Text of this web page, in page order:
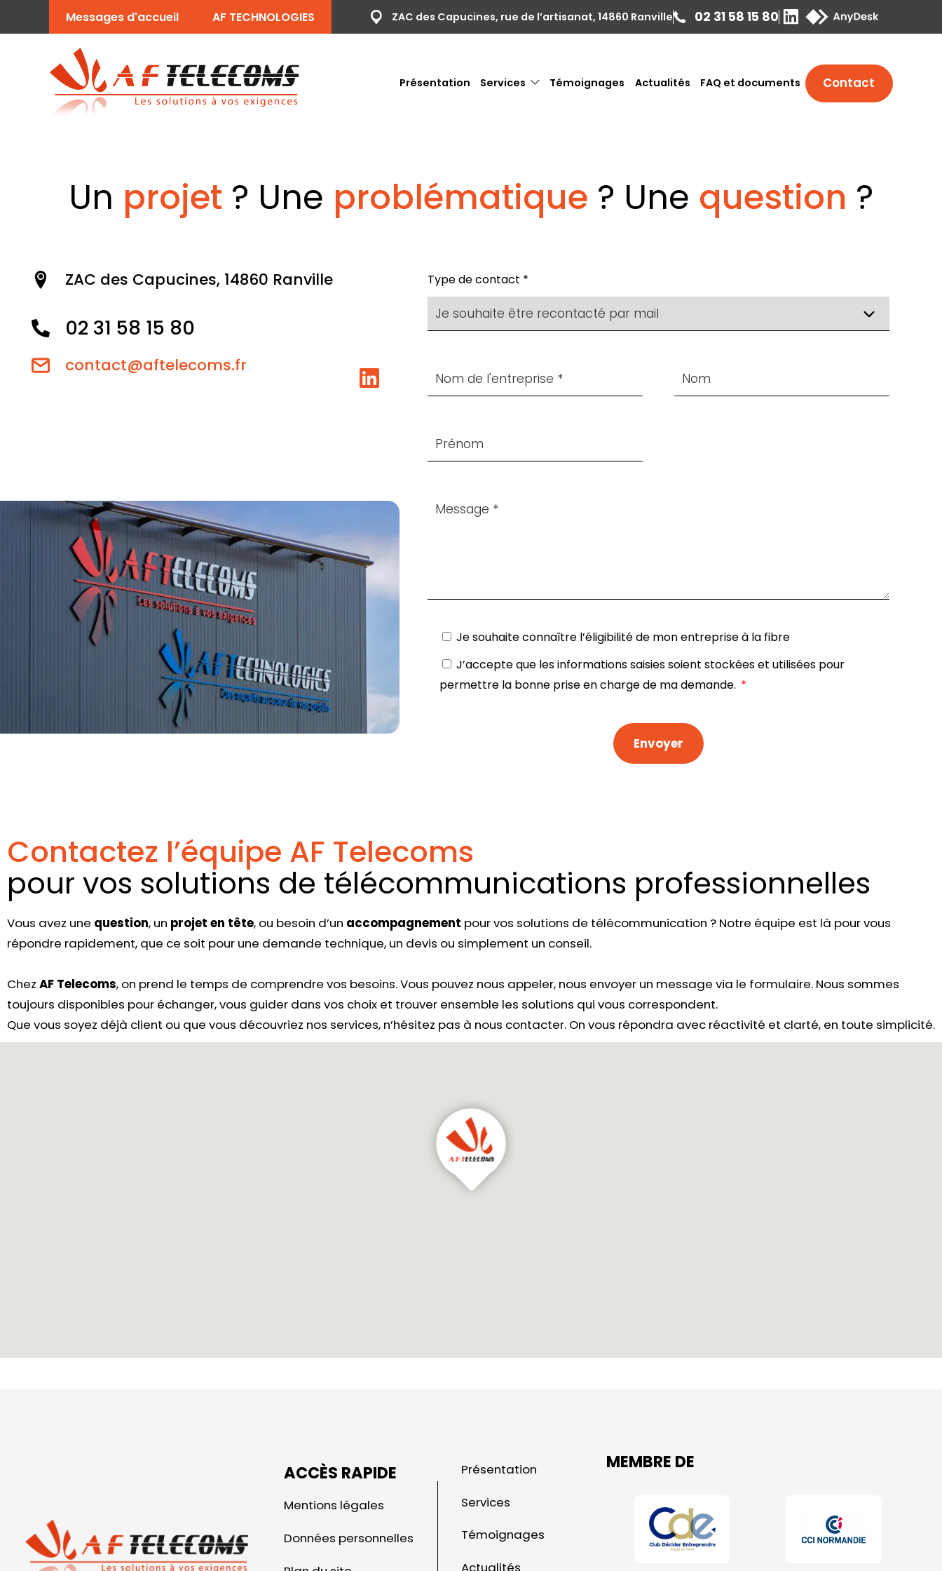
Messages d'accueil AF TECHNOLOGIES ZAC des Capucines, rue de l’artisanat, 14860 Ranville 02 31 58 15 80
Présentation Services Témoignages Actualités FAQ et documents Contact
Un projet ? Une problématique ? Une question ?
ZAC des Capucines, 14860 Ranville
02 31 58 15 80
contact@aftelecoms.fr
Type de contact *
Je souhaite connaître l’éligibilité de mon entreprise à la fibre
J’accepte que les informations saisies soient stockées et utilisées pour
permettre la bonne prise en charge de ma demande. *
Contactez l’équipe AF Telecoms
pour vos solutions de télécommunications professionnelles
Vous avez une question, un projet en tête, ou besoin d’un accompagnement pour vos solutions de télécommunication ? Notre équipe est là pour vous
répondre rapidement, que ce soit pour une demande technique, un devis ou simplement un conseil.
Chez AF Telecoms, on prend le temps de comprendre vos besoins. Vous pouvez nous appeler, nous envoyer un message via le formulaire. Nous sommes
toujours disponibles pour échanger, vous guider dans vos choix et trouver ensemble les solutions qui vous correspondent.
Que vous soyez déjà client ou que vous découvriez nos services, n’hésitez pas à nous contacter. On vous répondra avec réactivité et clarté, en toute simplicité.
ACCÈS RAPIDE
Mentions légales
Données personnelles
Présentation
Services
Témoignages
Actualités
MEMBRE DE